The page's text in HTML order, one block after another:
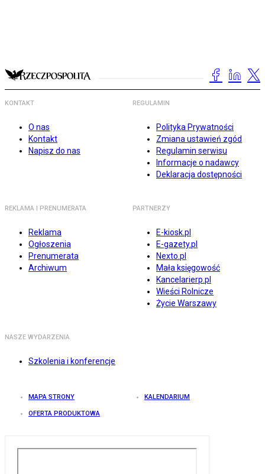
KONTAKT
O nas
Kontakt
Napisz do nas
REGULAMIN
Polityka Prywatności
Zmiana ustawień zgód
Regulamin serwisu
Informacje o nadawcy
Deklaracja dostępności
REKLAMA I PRENUMERATA
Reklama
Ogłoszenia
Prenumerata
Archiwum
PARTNERZY
E-kiosk.pl
E-gazety.pl
Nexto.pl
Mała księgowość
Kancelarierp.pl
Wieści Rolnicze
Życie Warszawy
NASZE WYDARZENIA
Szkolenia i konferencje
MAPA STRONY KALENDARIUM
OFERTA PRODUKTOWA